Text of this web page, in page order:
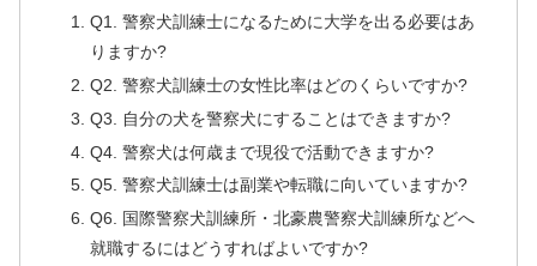
Q1. 警察犬訓練士になるために大学を出る必要はあ
りますか?
Q2. 警察犬訓練士の女性比率はどのくらいですか?
Q3. 自分の犬を警察犬にすることはできますか?
Q4. 警察犬は何歳まで現役で活動できますか?
Q5. 警察犬訓練士は副業や転職に向いていますか?
Q6. 国際警察犬訓練所・北豪農警察犬訓練所などへ
就職するにはどうすればよいですか?